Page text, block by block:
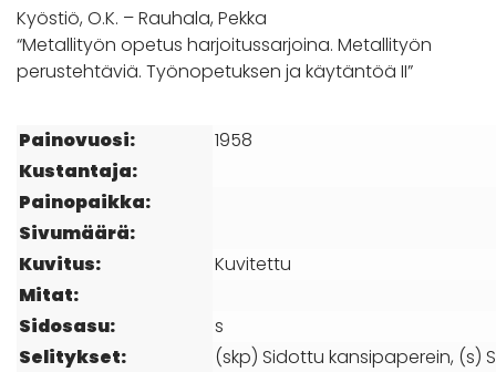
Kyöstiö, O.K. – Rauhala, Pekka
“Metallityön opetus harjoitussarjoina. Metallityön
perustehtäviä. Työnopetuksen ja käytäntöä II”
Painovuosi:
1958
Kustantaja:
Painopaikka:
Sivumäärä:
Kuvitus:
Kuvitettu
Mitat:
Sidosasu:
s
Selitykset:
(skp) Sidottu kansipaperein, (s)